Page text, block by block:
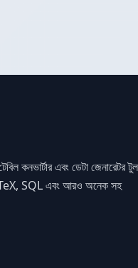
কনভার্টার এবং ডেটা জেনারেটর টুল
SQL এবং আরও অনেক সহ